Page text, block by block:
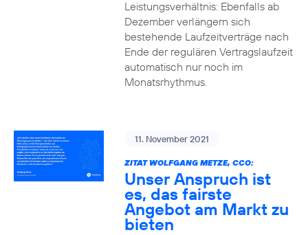
Leistungsverhältnis: Ebenfalls ab
Dezember verlängern sich
bestehende Laufzeitverträge nach
Ende der regulären Vertragslaufzeit
automatisch nur noch im
Monatsrhythmus.
11. November 2021
ZITAT WOLFGANG METZE, CCO:
Unser Anspruch ist
es, das fairste
Angebot am Markt zu
bieten